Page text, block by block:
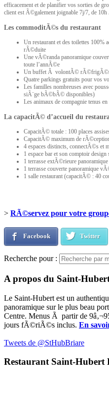
efficacement et de planifier vos sorties de
client est Ã©galement joignable 7j/7, de
Les commoditÃ©s du restaurant
Un restaurant et des toilettes
rÃ©duite
Une vÃ©randa panoramique
toute l’annÃ©e
Un buffet Ã volontÃ©
Quatre parkings gratuits pour vos
Les familles nombreuses avec
siÃ¨ge bÃ©bÃ© disponibles)
Les animaux de compagnie tenus
La capacitÃ© d’accueil du
CapacitÃ© totale : 100 places
CapacitÃ© maximum de
4 espaces distincts, connectÃ©s et
1 espace bar et son comptoir
1 terrasse extÃ©rieure
1 terrasse couverte panoramique
1 salle restaurant (capacitÃ© : 40
> RÃ©servez pour votre
Facebook Twitter
Recherche pour :
A propos du Saint-
Le Saint-Hubert est un
panoramique sur le plus beau
Centre. Menus Ã partir de
jours fÃ©riÃ©s inclus. En
Tweets de @StHubBriare
Restaurant Saint-Hubert